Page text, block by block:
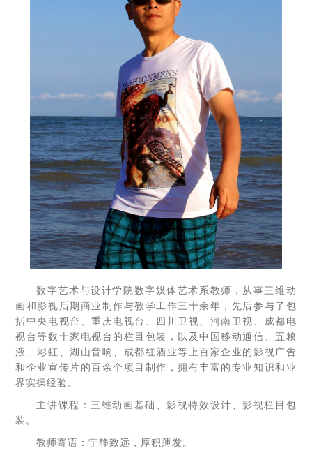
数字艺术与设计学院数字媒体艺术系教师，从事三维动
画和影视后期商业制作与教学工作三十余年，先后参与了包
括中央电视台、重庆电视台、四川卫视、河南卫视、成都电
视台等数十家电视台的栏目包装，以及中国移动通信、五粮
液、彩虹、湖山音响、成都红酒业等上百家企业的影视广告
和企业宣传片的百余个项目制作，拥有丰富的专业知识和业
界实操经验。
主讲课程：三维动画基础、影视特效设计、影视栏目包
装。
教师寄语：宁静致远，厚积薄发。